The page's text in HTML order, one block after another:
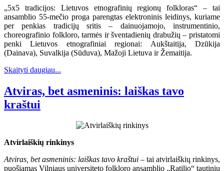
„5x5 tradicijos: Lietuvos etnografinių regionų folkloras“ – tai
ansamblio 55-mečio proga parengtas elektroninis leidinys, kuriame
per penkias tradicijų sritis – dainuojamojo, instrumentinio,
choreografinio folkloro, tarmės ir šventadienių drabužių – pristatomi
penki Lietuvos etnografiniai regionai: Aukštaitija, Dzūkija
(Dainava), Suvalkija (Sūduva), Mažoji Lietuva ir Žemaitija.
Skaityti daugiau...
Atviras, bet asmeninis: laiškas tavo
kraštui
Atvirlaiškių rinkinys
Atviras, bet asmeninis: laiškas tavo kraštui – tai atvirlaiškių rinkinys,
puošiamas Vilniaus universiteto folkloro ansamblio „Ratilio“ tautinių